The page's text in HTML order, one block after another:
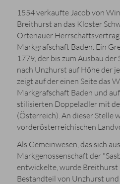
1554 verkaufte Jacob von
Breithurst an das Kloster
Ortenauer
Markgrafschaft Baden. Ein
1779, der bis zum Ausbau
nach Unzhurst auf Höhe der
zeigt auf der einen Seite das
Markgrafschaft Baden und
stilisierten Doppeladler mit
(Österreich). An dieser Stelle
vorderösterreichischen
Als Gemeinwesen, das sich
Markgenossenschaft der
entwickelte, wurde
Bestandteil von Unzhurst